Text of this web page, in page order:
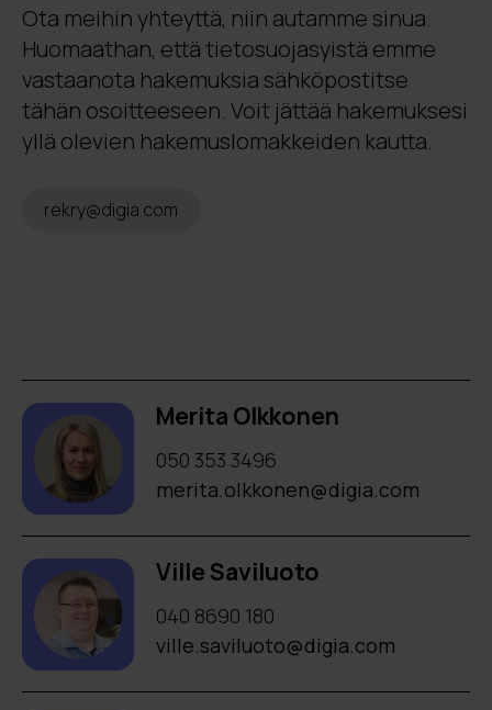
Ota meihin yhteyttä, niin autamme sinua.
Huomaathan, että tietosuojasyistä emme
vastaanota hakemuksia sähköpostitse
tähän osoitteeseen. Voit jättää hakemuksesi
yllä olevien hakemuslomakkeiden kautta.
rekry@digia.com
Merita Olkkonen
050 353 3496
merita.olkkonen@digia.com
Ville Saviluoto
040 8690 180
ville.saviluoto@digia.com